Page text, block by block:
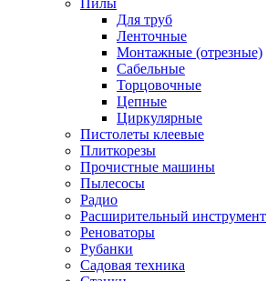
Пилы
Для труб
Ленточные
Монтажные (отрезные)
Сабельные
Торцовочные
Цепные
Циркулярные
Пистолеты клеевые
Плиткорезы
Прочистные машины
Пылесосы
Радио
Расширительный инструмент
Реноваторы
Рубанки
Садовая техника